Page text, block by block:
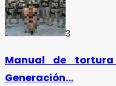
3
Manual de
Generación…